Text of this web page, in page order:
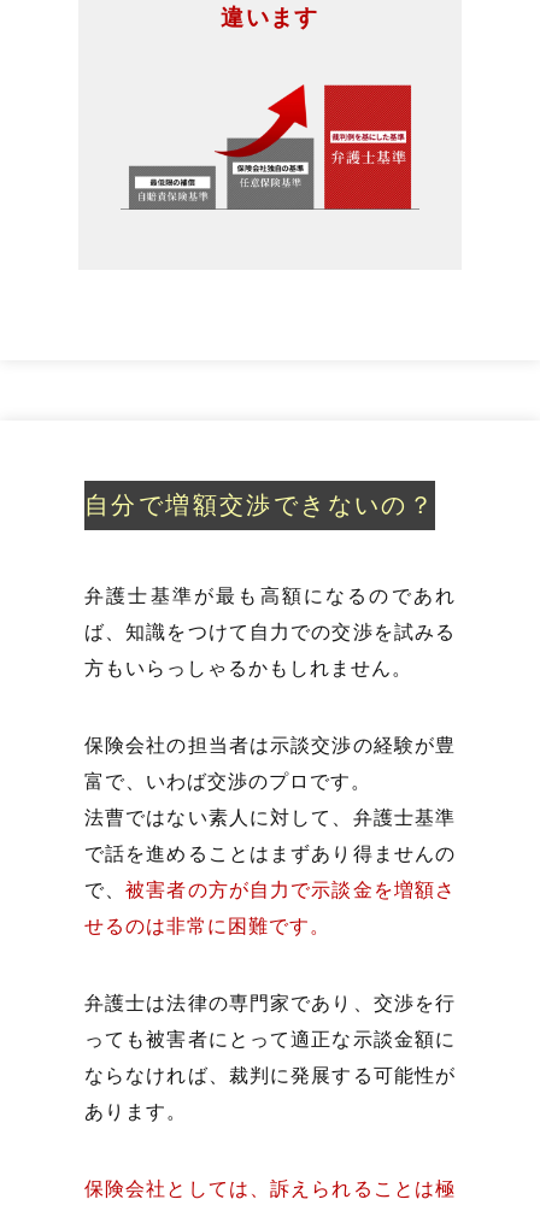
違います
自分で増額交渉できないの？
弁護士基準が最も高額になるのであれ
ば、知識をつけて自力での交渉を試みる
方もいらっしゃるかもしれません。
保険会社の担当者は示談交渉の経験が豊
富で、いわば交渉のプロです。
法曹ではない素人に対して、弁護士基準
で話を進めることはまずあり得ませんの
で、被害者の方が自力で示談金を増額さ
せるのは非常に困難です。
弁護士は法律の専門家であり、交渉を行
っても被害者にとって適正な示談金額に
ならなければ、裁判に発展する可能性が
あります。
保険会社としては、訴えられることは極